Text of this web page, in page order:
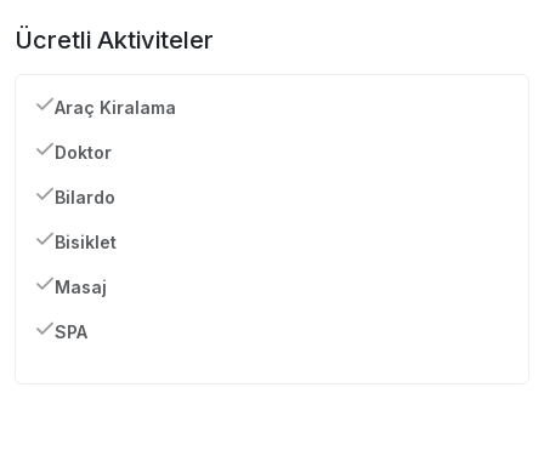
Ücretli Aktiviteler
Araç Kiralama
Doktor
Bilardo
Bisiklet
Masaj
SPA